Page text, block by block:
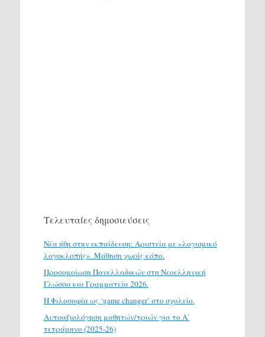
Τελευταίες δημοσιεύσεις
Νέα ήθη στην εκπαίδευση: Αριστεία με «λογισμικό
λογοκλοπής». Μάθηση χωρίς κόπο.
Προσομοίωση Πανελλαδικών στη Νεοελληνική
Γλώσσα και Γραμματεία 2026.
H Φιλοσοφία ως ‘game changer’ στο σχολείο.
Αυτοαξιολόγηση μαθητών/τριών για το Α΄
τετράμηνο (2025-26)